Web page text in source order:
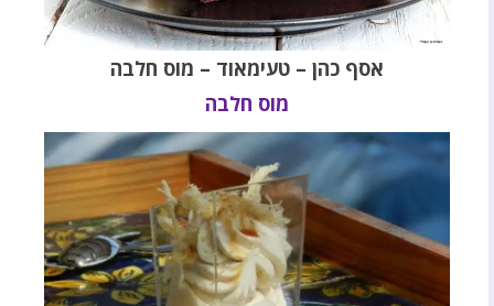
אסף כהן – טעימאוד – מוס חלבה
מוס חלבה